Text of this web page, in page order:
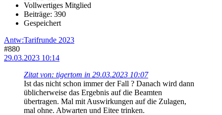
Vollwertiges Mitglied
Beiträge: 390
Gespeichert
Antw:Tarifrunde 2023
#880
29.03.2023 10:14
Zitat von: tigertom in 29.03.2023 10:07
Ist das nicht schon immer der Fall ? Danach wird dann
üblicherweise das Ergebnis auf die Beamten
übertragen. Mal mit Auswirkungen auf die Zulagen,
mal ohne. Abwarten und Eitee trinken.